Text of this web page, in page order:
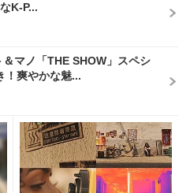
K-P...
＆マノ「THE SHOW」スペシ
！爽やかな魅...